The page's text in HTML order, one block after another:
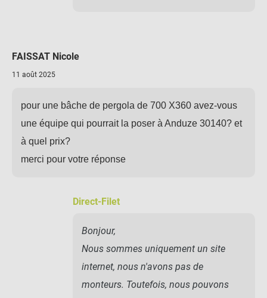
FAISSAT Nicole
11 août 2025
pour une bâche de pergola de 700 X360 avez-vous
une équipe qui pourrait la poser à Anduze 30140? et
à quel prix?
merci pour votre réponse
Direct-Filet
Bonjour,
Nous sommes uniquement un site
internet, nous n'avons pas de
monteurs. Toutefois, nous pouvons